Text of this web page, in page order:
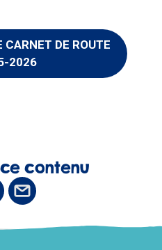
DE ROUTE
2026
contenu